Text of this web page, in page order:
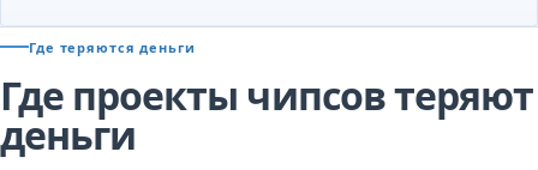
Где теряются деньги
Где проекты чипсов теряют
деньги